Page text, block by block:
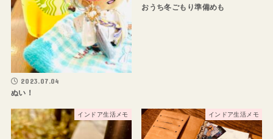
2023.07.04
ぬい！
おうち冬ごもり準備めも
インドア生活メモ インドア生活メモ